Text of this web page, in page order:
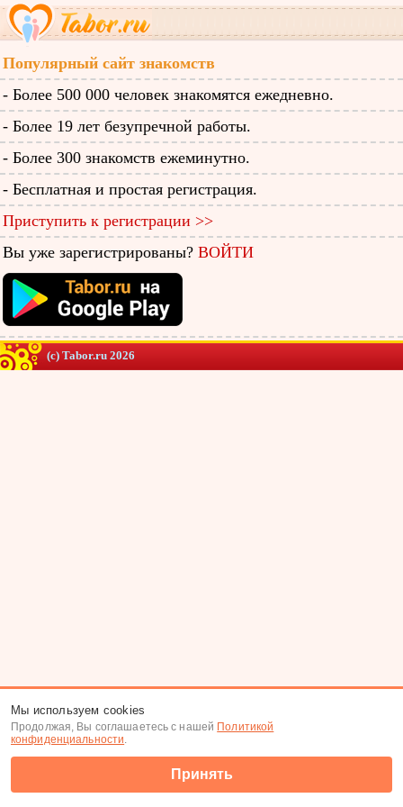
Популярный сайт знакомств
- Более 500 000 человек знакомятся ежедневно.
- Более 19 лет безупречной работы.
- Более 300 знакомств ежеминутно.
- Бесплатная и простая регистрация.
Приступить к регистрации >>
Вы уже зарегистрированы? ВОЙТИ
(c) Tabor.ru 2026
Мы используем cookies
Продолжая, Вы соглашаетесь с нашей Политикой
конфиденциальности.
Принять